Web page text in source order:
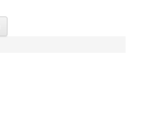
Skip